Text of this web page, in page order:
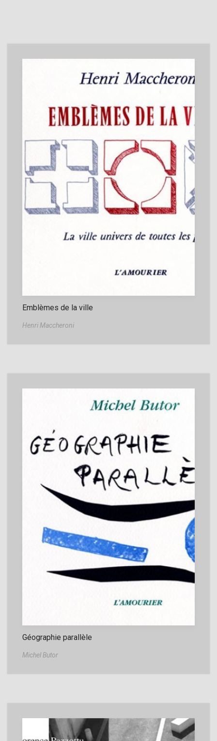
Emblèmes de la ville
Henri Maccheroni
Géographie parallèle
Michel Butor